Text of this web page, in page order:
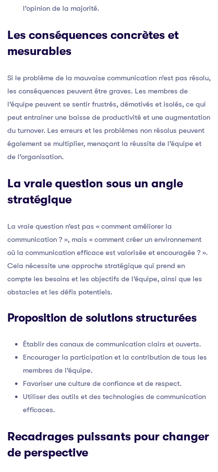
l’opinion de la majorité.
Les conséquences concrètes et
mesurables
Si le problème de la mauvaise communication n’est pas résolu,
les conséquences peuvent être graves. Les membres de
l’équipe peuvent se sentir frustrés, démotivés et isolés, ce qui
peut entraîner une baisse de productivité et une augmentation
du turnover. Les erreurs et les problèmes non résolus peuvent
également se multiplier, menaçant la réussite de l’équipe et
de l’organisation.
La vraie question sous un angle
stratégique
La vraie question n’est pas « comment améliorer la
communication ? », mais « comment créer un environnement
où la communication efficace est valorisée et encouragée ? ».
Cela nécessite une approche stratégique qui prend en
compte les besoins et les objectifs de l’équipe, ainsi que les
obstacles et les défis potentiels.
Proposition de solutions structurées
Établir des canaux de communication clairs et ouverts.
Encourager la participation et la contribution de tous les
membres de l’équipe.
Favoriser une culture de confiance et de respect.
Utiliser des outils et des technologies de communication
efficaces.
Recadrages puissants pour changer
de perspective